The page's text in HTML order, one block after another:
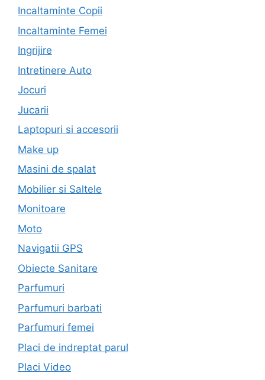
Incaltaminte Copii
Incaltaminte Femei
Ingrijire
Intretinere Auto
Jocuri
Jucarii
Laptopuri si accesorii
Make up
Masini de spalat
Mobilier si Saltele
Monitoare
Moto
Navigatii GPS
Obiecte Sanitare
Parfumuri
Parfumuri barbati
Parfumuri femei
Placi de indreptat parul
Placi Video